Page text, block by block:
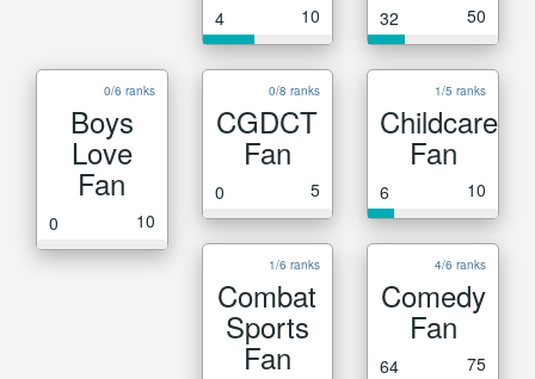
4 10 32 50
0/6 ranks
Boys
Love
Fan
0 10
0/8 ranks
CGDCT
Fan
0 5
1/5 ranks
Childcare
Fan
6 10
1/6 ranks
Combat
Sports
Fan
4/6 ranks
Comedy
Fan
64 75